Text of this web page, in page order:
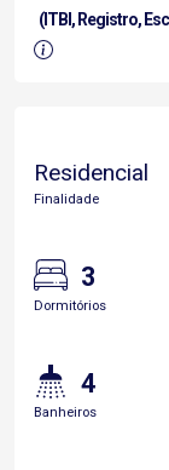
(ITBI, Registro,
Residencial
Finalidade
3
Dormitórios
4
Banheiros